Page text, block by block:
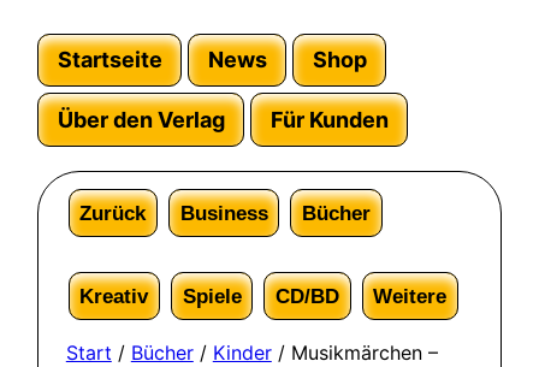
Startseite News Shop
Über den Verlag Für Kunden
Zurück Business Bücher
Kreativ Spiele CD/BD Weitere
Start / Bücher/ Kinder/ Musikmärchen –